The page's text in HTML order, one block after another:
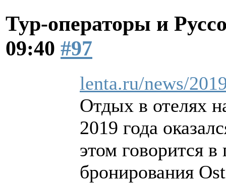
Тур-операторы и
09:40 #97
lenta.ru/news/
Отдых в отелях
2019 года
этом говорится
бронирования